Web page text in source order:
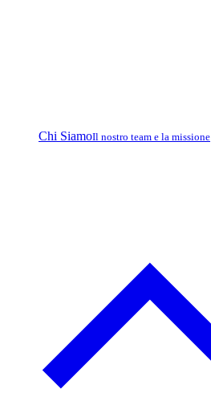
Chi SiamoIl nostro team e la missione